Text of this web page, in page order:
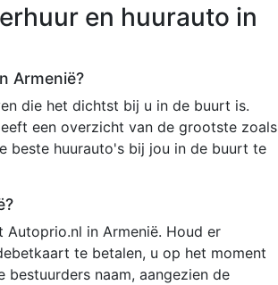
en huurauto in
Armenië?
die het dichtst bij u in de buurt is.
een overzicht van de grootste zoals
beste huurauto's bij jou in de buurt te
in Armenië. Houd er
te betalen, u op het moment
naam, aangezien de